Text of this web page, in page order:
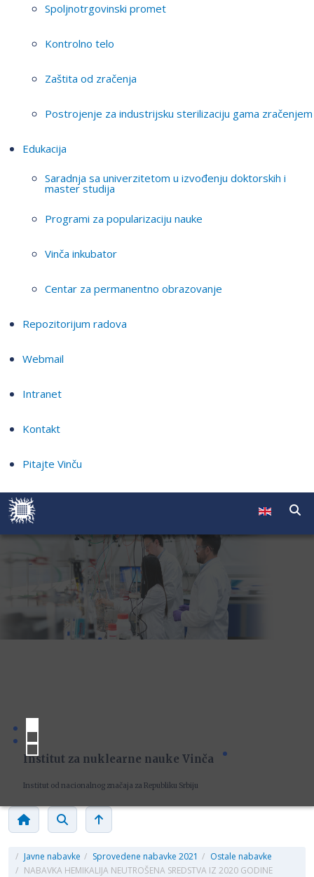
Spoljnotrgovinski promet
Kontrolno telo
Zaštita od zračenja
Postrojenje za industrijsku sterilizaciju gama zračenjem
Edukacija
Saradnja sa univerzitetom u izvođenju doktorskih i
master studija
Programi za popularizaciju nauke
Vinča inkubator
Centar za permanentno obrazovanje
Repozitorijum radova
Webmail
Intranet
Kontakt
Pitajte Vinču
Institut za nuklearne nauke Vinča
Institut od nacionalnog značaja za Republiku Srbiju
/ Javne nabavke / Sprovedene nabavke 2021 / Ostale nabavke
/ NABAVKA HEMIKALIJA NEUTROŠENA SREDSTVA IZ 2020 GODINE